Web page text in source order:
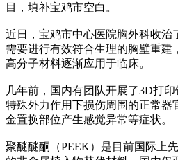
目，填补宝鸡市空白。
近日，宝鸡市中心医院胸外科收治
需要进行有效符合生理的胸壁重
高分子材料逐渐应用于临床。
几年前，国内有团队开展了3D打
特殊外力作用下损伤周围的正常
金置换部位产生感觉异常等症状。
聚醚醚酮（PEEK）是目前国际上